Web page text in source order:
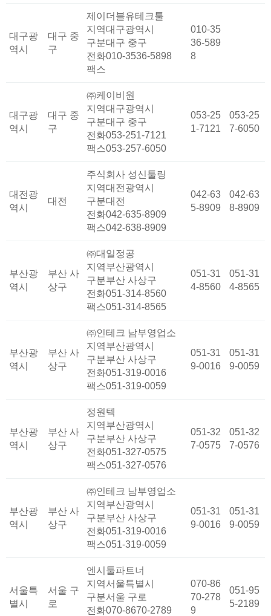
대구광
역시
대구 중
구
제이더블유테크툴
지역대구광역시
구분대구 중구
전화010-3536-5898
팩스
010-35
36-589
8
대구광
역시
대구 중
구
㈜케이비원
지역대구광역시
구분대구 중구
전화053-251-7121
팩스053-257-6050
053-25
1-7121
053-25
7-6050
대전광
역시
대전
주식회사 성신툴링
지역대전광역시
구분대전
전화042-635-8909
팩스042-638-8909
042-63
5-8909
042-63
8-8909
부산광
역시
부산 사
상구
㈜대일정공
지역부산광역시
구분부산 사상구
전화051-314-8560
팩스051-314-8565
051-31
4-8560
051-31
4-8565
부산광
역시
부산 사
상구
㈜인테크 남부영업소
지역부산광역시
구분부산 사상구
전화051-319-0016
팩스051-319-0059
051-31
9-0016
051-31
9-0059
부산광
역시
부산 사
상구
정원텍
지역부산광역시
구분부산 사상구
전화051-327-0575
팩스051-327-0576
051-32
7-0575
051-32
7-0576
부산광
역시
부산 사
상구
㈜인테크 남부영업소
지역부산광역시
구분부산 사상구
전화051-319-0016
팩스051-319-0059
051-31
9-0016
051-31
9-0059
서울특
별시
서울 구
로
엔시툴파트너
지역서울특별시
구분서울 구로
전화070-8670-2789
070-86
70-278
9
051-95
5-2189